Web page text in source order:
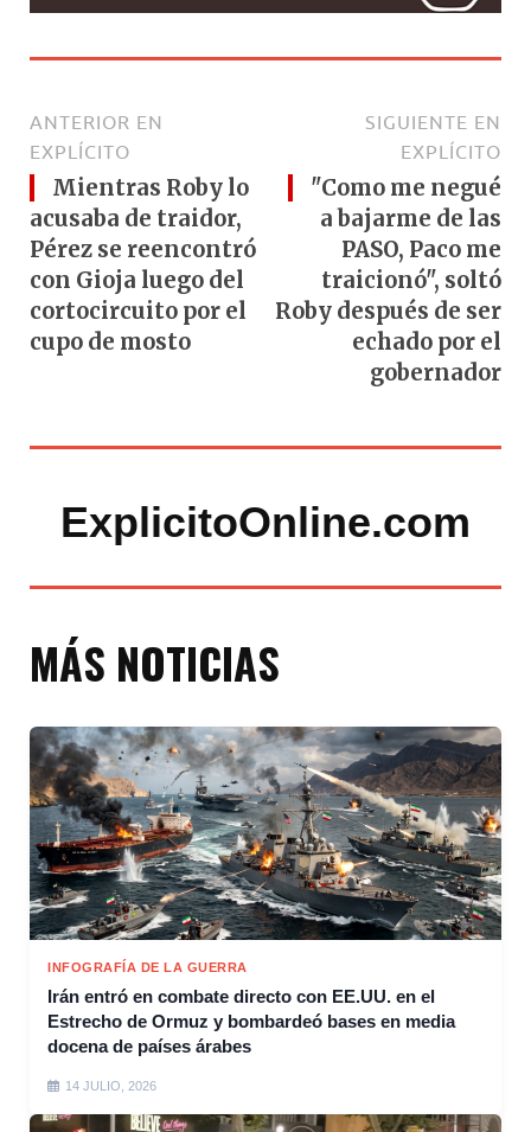
ANTERIOR EN
EXPLÍCITO
Mientras Roby lo
acusaba de traidor,
Pérez se reencontró
con Gioja luego del
cortocircuito por el
cupo de mosto
SIGUIENTE EN
EXPLÍCITO
"Como me negué
a bajarme de las
PASO, Paco me
traicionó", soltó
Roby después de ser
echado por el
gobernador
ExplicitoOnline.com
MÁS NOTICIAS
INFOGRAFÍA DE LA GUERRA
Irán entró en combate directo con EE.UU. en el
Estrecho de Ormuz y bombardeó bases en media
docena de países árabes
14 JULIO, 2026